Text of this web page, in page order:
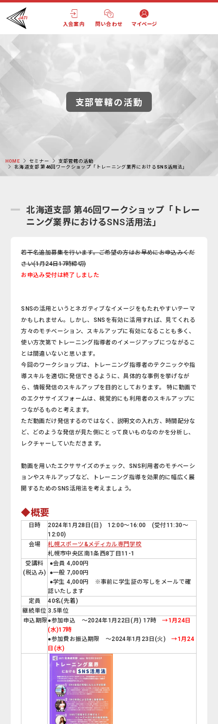
入会案内 問い合わせ マイページ
支部管轄の活動
HOME セミナー
支部管轄の活動
北海道支部 第46回ワークショップ「トレーニング業界におけるSNS活用法」
北海道支部 第46回ワークショップ「トレー
ニング業界におけるSNS活用法」
若干名追加募集を行います。ご希望の方はお早めにお申込みくだ
さい(1月24日17時締切)
お申込み受付は終了しました
SNSの活用というとネガティブなイメージをもたれやすいテーマ
かもしれません。しかし、SNSを有効に活用すれば、見てくれる
方々のモチベーション、スキルアップに有効になることも多く、
使い方次第でトレーニング指導者のイメージアップにつながるこ
とは間違いないと思います。
今回のワークショップは、トレーニング指導者のテクニックや指
導スキルを適切に発信できるように、具体的な事例を挙げなが
ら、情報発信のスキルアップを目的としております。 特に動画で
のエクササイズフォームは、視覚的にも利用者のスキルアップに
つながるものと考えます。
ただ動画だけ発信するのではなく、説明文の入れ方、時間配分な
ど、どのような発信が見た側にとって良いものなのかを分析し、
レクチャーしていただきます。
動画を用いたエクササイズのチェック、SNS利用者のモチベーシ
ョンやスキルアップなど、トレーニング指導を効果的に幅広く展
開するためのSNS活用法を考えましょう。
◆概要
日時
2024年1月28日(日) 12:00～16:00 (受付11:30～
12:00)
会場
札幌スポーツ&メディカル専門学校
札幌市中央区南1条西8丁目11-1
受講料
(税込み)
●会員 4,000円
●一般 7,000円
●学生 4,000円 ※事前に学生証の写しをメールで確
認いたします
定員
40名(先着)
継続単位 3.5単位
申込期限 ●参加申込 ～2024年1月22日(月) 17時→1月24日
(水)17時
●参加費お振込期限 ～2024年1月23日(火)→1月24
日(水)